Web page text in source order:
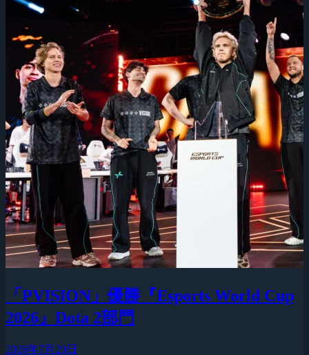
「PVISION」優勝『Esports World Cup
2026』Dota 2部門
2026年7月20日